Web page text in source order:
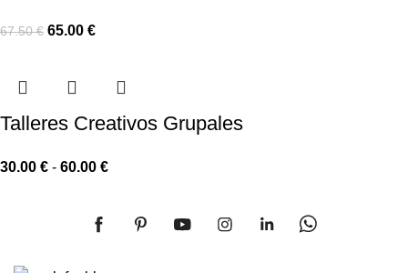
67.50€ 65.00 €
Talleres Creativos Grupales
30.00 € - 60.00 €